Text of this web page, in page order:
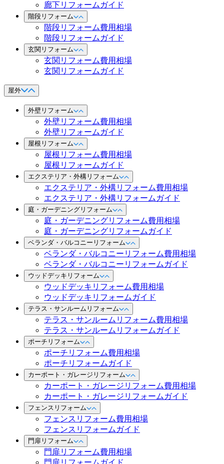
廊下リフォームガイド
階段リフォーム
階段リフォーム費用相場
階段リフォームガイド
玄関リフォーム
玄関リフォーム費用相場
玄関リフォームガイド
屋外
外壁リフォーム
外壁リフォーム費用相場
外壁リフォームガイド
屋根リフォーム
屋根リフォーム費用相場
屋根リフォームガイド
エクステリア・外構リフォーム
エクステリア・外構リフォーム費用相場
エクステリア・外構リフォームガイド
庭・ガーデニングリフォーム
庭・ガーデニングリフォーム費用相場
庭・ガーデニングリフォームガイド
ベランダ・バルコニーリフォーム
ベランダ・バルコニーリフォーム費用相場
ベランダ・バルコニーリフォームガイド
ウッドデッキリフォーム
ウッドデッキリフォーム費用相場
ウッドデッキリフォームガイド
テラス・サンルームリフォーム
テラス・サンルームリフォーム費用相場
テラス・サンルームリフォームガイド
ポーチリフォーム
ポーチリフォーム費用相場
ポーチリフォームガイド
カーポート・ガレージリフォーム
カーポート・ガレージリフォーム費用相場
カーポート・ガレージリフォームガイド
フェンスリフォーム
フェンスリフォーム費用相場
フェンスリフォームガイド
門扉リフォーム
門扉リフォーム費用相場